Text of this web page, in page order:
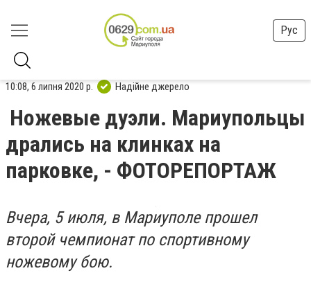
Рус
10:08, 6 липня 2020 р. Надійне джерело
Ножевые дуэли. Мариупольцы
дрались на клинках на
парковке, - ФОТОРЕПОРТАЖ
Вчера, 5 июля, в Мариуполе прошел
второй чемпионат по спортивному
ножевому бою.